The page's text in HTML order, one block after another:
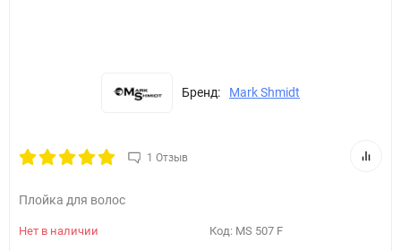
Бренд: Mark Shmidt
1 Отзыв
Плойка для волос
Нет в наличии Код: MS 507 F